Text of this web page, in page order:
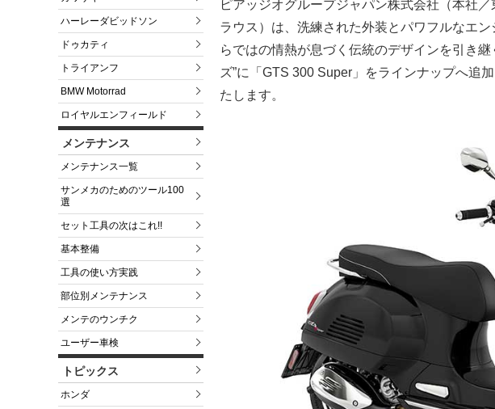
ハーレーダビッドソン
ドゥカティ
トライアンフ
BMW Motorrad
ロイヤルエンフィールド
メンテナンス
メンテナンス一覧
サンメカのためのツール100
選
セット工具の次はこれ!!
基本整備
工具の使い方実践
部位別メンテナンス
メンテのウンチク
ユーザー車検
トピックス
ホンダ
ピアッジオグループジャパン株式会社（本社
ラウス）は、洗練された外装とパワフルなエ
らではの情熱が息づく伝統のデザインを引き
ズ”に「GTS 300 Super」をラインナップへ追
たします。